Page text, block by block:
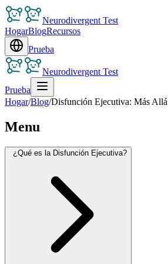
Neurodivergent Test
HogarBlogRecursos
Prueba
Neurodivergent Test
Prueba
Hogar/Blog/Disfunción Ejecutiva: Más
Menu
¿Qué es la Disfunción Ejecutiva?